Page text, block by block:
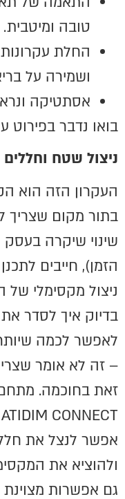
טובה ומיטבית.
החלת עקרונות
ושמירה על
אסתטיקה
בואו נדבר בפירוט
ניצול שטח וחללים
העקרון הזה הוא
בתור מקום שצריך
שינוי שיקרה בעסק
הזמן), חייבים
ניצול מקסימלי
בדיוק איך לסדר
לאפשר לכמה שיותר
– זה לא אומר
זאת בחוכמה.
אפשר לנצל את
ולהוציא את
גם אפשרות